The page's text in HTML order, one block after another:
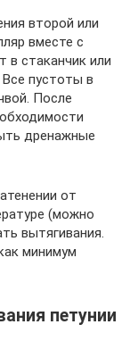
второй или
вместе с
в стаканчик или
пустоты в
После
дренажные
от
(можно
вытягивания.
минимум
петунии